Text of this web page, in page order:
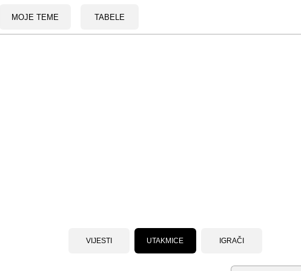
MOJE TEME TABELE
VIJESTI UTAKMICE IGRAČI